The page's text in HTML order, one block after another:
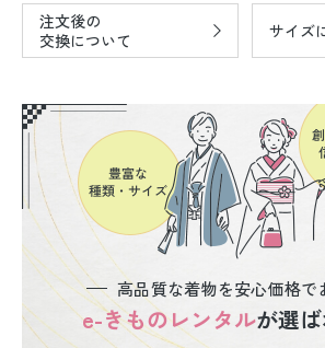
注文後の
交換について
サイズ
高品質な着物を安心価格で
e-きものレンタルが選